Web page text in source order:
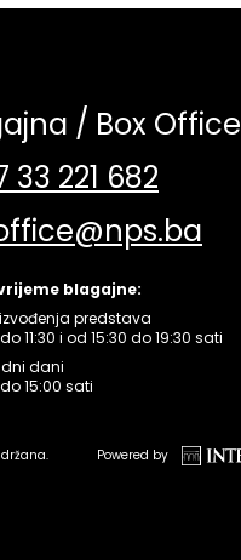
/ Box Office
33 221 682
blagajne:
predstava
11:30 i od 15:30 do 19:30 sati
dani
15:00 sati
Powered by